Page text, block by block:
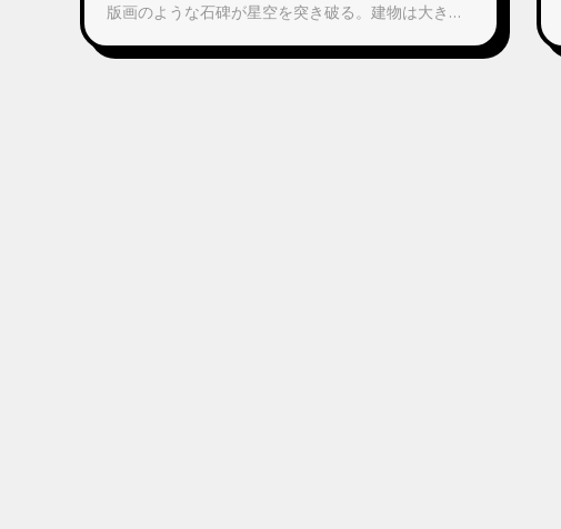
版画のような石碑が星空を突き破る。建物は大きす
からない。仙侠、SF、ダークファンタジー、レトロ